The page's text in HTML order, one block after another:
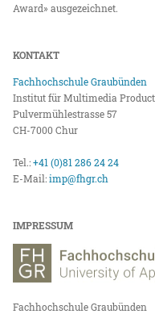
Award» ausgezeichnet.
KONTAKT
Fachhochschule Graubünden
Institut für Multimedia
Pulvermühlestrasse 57
CH-7000 Chur
Tel.:+41 (0)81 286 24 24
E-Mail:imp@fhgr.ch
IMPRESSUM
Fachhochschule Graubünden